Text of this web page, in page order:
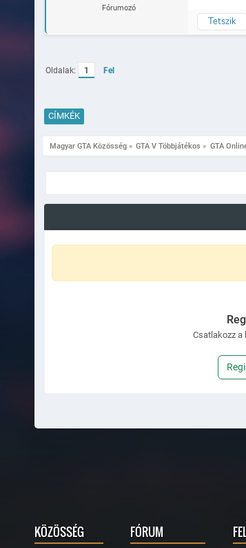
Fórumozó
Tetszik
Oldalak: 1
Fel
CÍMKÉK
Magyar GTA Közösség » GTA V Többjátékos » GTA
Csatlakozz a
KÖZÖSSÉG FÓRUM